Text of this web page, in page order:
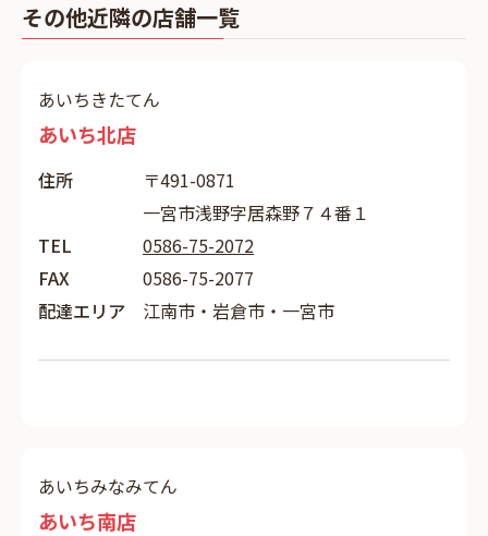
その他近隣の店舗一覧
あいちきたてん
あいち北店
住所
〒491-0871
一宮市浅野字居森野７４番１
TEL
0586-75-2072
FAX
0586-75-2077
配達エリア
江南市・岩倉市・一宮市
あいちみなみてん
あいち南店